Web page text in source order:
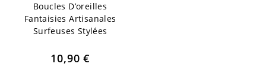
Boucles D’oreilles
Fantaisies Artisanales
Surfeuses Stylées
10,90€